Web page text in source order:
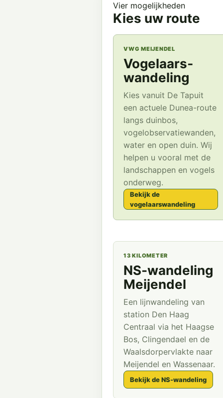
Vier mogelijkheden
Kies uw route
VWG MEIJENDEL
Vogelaars­
wandeling
Kies vanuit De Tapuit
een actuele Dunea-route
langs duinbos,
vogelobservatiewanden,
water en open duin. Wij
helpen u vooral met de
landschappen en vogels
onderweg.
Bekijk de
vogelaarswandeling
13 KILOMETER
NS-wandeling
Meijendel
Een lijnwandeling van
station Den Haag
Centraal via het Haagse
Bos, Clingendael en de
Waalsdorpervlakte naar
Meijendel en Wassenaar.
Bekijk de NS-wandeling